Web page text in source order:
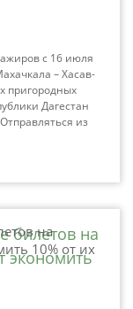
с 16 июля
– Хасав-
пригородных
Дагестан
из
билетов на
экономить